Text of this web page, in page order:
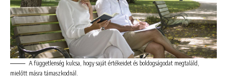
A függetlenség kulcsa, hogy saját értékeidet és boldogságodat megtaláld,
mielőtt másra támaszkodnál.